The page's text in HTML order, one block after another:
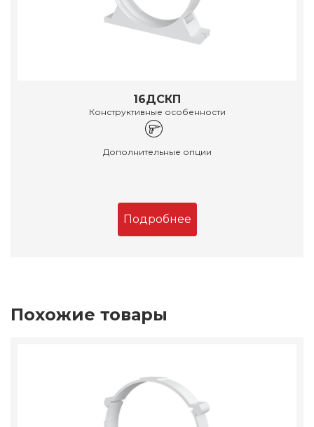
16ДСКП
Конструктивные особенности
Дополнительные опции
Подробнее
Похожие товары